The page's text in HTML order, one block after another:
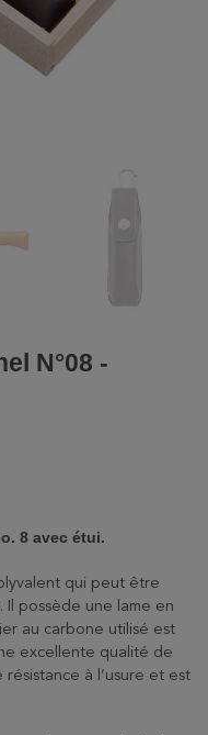
N°08 -
8 avec étui.
qui peut être
Il possède une lame en
au carbone utilisé est
excellente qualité de
à l’usure et est